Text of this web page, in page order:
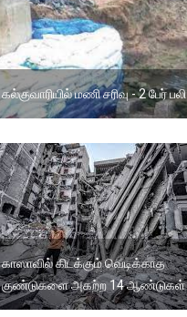
கல்குவாரியில் மணி சரிவு - 2 பேர் பலி
காஸாவில் கிடக்கும் வெடிக்காத
குண்டுகளை அகற்ற 14 ஆண்டுகள்